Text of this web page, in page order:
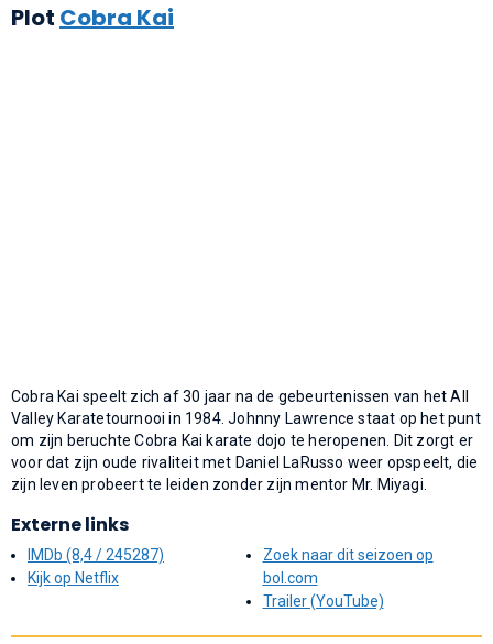
Plot Cobra Kai
Cobra Kai speelt zich af 30 jaar na de gebeurtenissen van het All
Valley Karatetournooi in 1984. Johnny Lawrence staat op het punt
om zijn beruchte Cobra Kai karate dojo te heropenen. Dit zorgt er
voor dat zijn oude rivaliteit met Daniel LaRusso weer opspeelt, die
zijn leven probeert te leiden zonder zijn mentor Mr. Miyagi.
Externe links
IMDb (8,4 / 245287)
Kijk op Netflix
Zoek naar dit seizoen op
bol.com
Trailer (YouTube)